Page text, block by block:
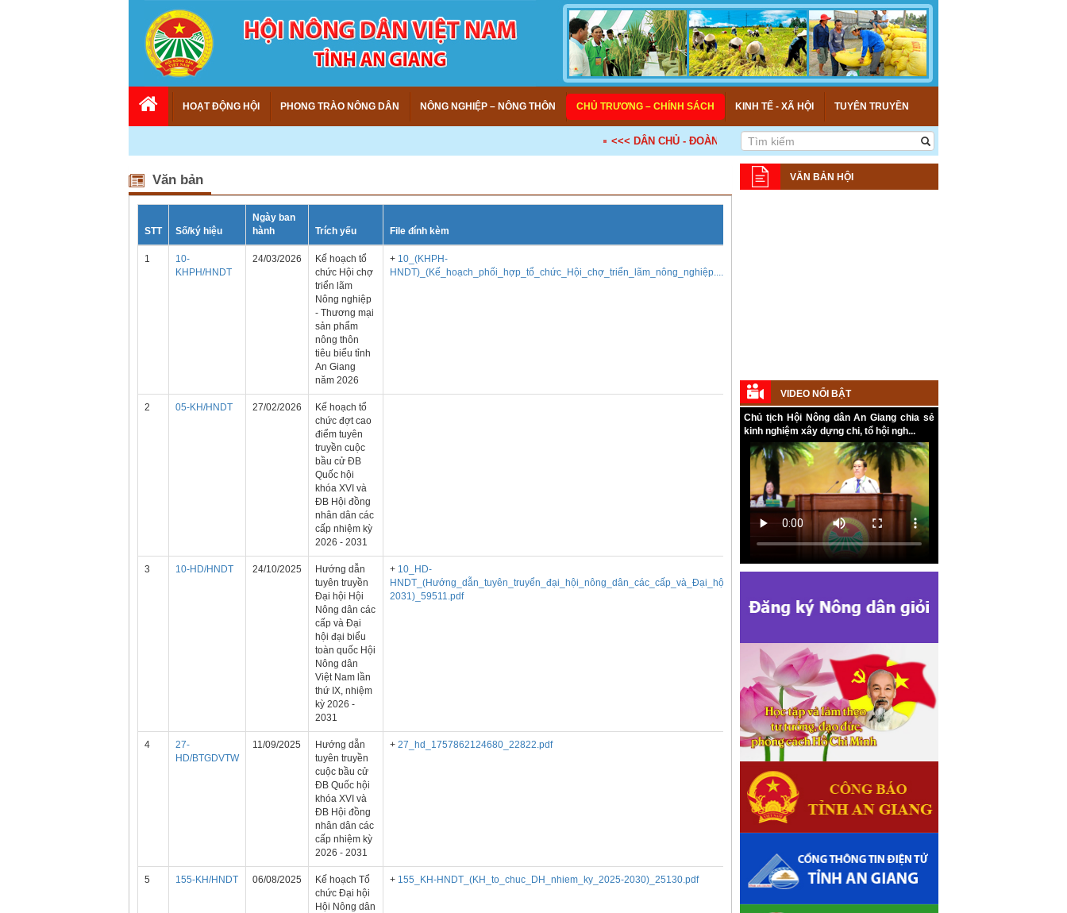
HOẠT ĐỘNG HỘI PHONG TRÀO NÔNG DÂN NÔNG NGHIỆP – NÔNG THÔN CHỦ TRƯƠNG – CHÍNH SÁCH KINH TẾ - XÃ HỘI TUYÊN TRUYỀN
<<< DÂN CHỦ - ĐOÀN KẾT - KẾ NỐI - HỢP TÁC - PHÁT TRIỂN! >>>
Văn bản
STT Số/ký hiệu
Ngày ban
hành
Trích yếu File đính kèm
1
10-
KHPH/HNDT
24/03/2026
Kế hoạch tổ
chức Hội chợ
triển lãm
Nông nghiệp
- Thương mại
sản phẩm
nông thôn
tiêu biểu tỉnh
An Giang
năm 2026
+ 10_(KHPH-
HNDT)_(Kế_hoạch_phối_hợp_tổ_chức_Hội_chợ_triển_lãm_nông_nghiệp....năm_2026)_79205.pdf
2 05-KH/HNDT 27/02/2026
Kế hoạch tổ
chức đợt cao
điểm tuyên
truyền cuộc
bầu cử ĐB
Quốc hội
khóa XVI và
ĐB Hội đồng
nhân dân các
cấp nhiệm kỳ
2026 - 2031
3 10-HD/HNDT 24/10/2025
Hướng dẫn
tuyên truyền
Đại hội Hội
Nông dân các
cấp và Đại
hội đại biểu
toàn quốc Hội
Nông dân
Việt Nam lần
thứ IX, nhiệm
kỳ 2026 -
2031
+ 10_HD-
HNDT_(Hướng_dẫn_tuyên_truyển_đại_hội_nông_dân_các_cấp_và_Đại_hội_đại_biểu_toàn_quốc_...NK_2026-
2031)_59511.pdf
4
27-
HD/BTGDVTW
11/09/2025
Hướng dẫn
tuyên truyền
cuộc bầu cử
ĐB Quốc hội
khóa XVI và
ĐB Hội đồng
nhân dân các
cấp nhiệm kỳ
2026 - 2031
+ 27_hd_1757862124680_22822.pdf
5 155-KH/HNDT 06/08/2025
Kế hoạch Tổ
chức Đại hội
Hội Nông dân
+ 155_KH-HNDT_(KH_to_chuc_DH_nhiem_ky_2025-2030)_25130.pdf
VĂN BẢN HỘI
Kế hoạch tổ chức Hội chợ triển lãm
Nông nghiệp - Thương mại sản phẩm
nông thôn tiêu biểu tỉnh An Giang năm
2026
Kế hoạch tổ chức đợt cao điểm tuyên
truyền cuộc bầu cử ĐB Quốc hội khóa
Hướng dẫn tuyên truyền Đại hội Hội
toàn quốc Hội Nông dân Việt Nam lần
thứ IX, nhiệm kỳ 2026 - 2031
Hướng dẫn tuyên truyền cuộc bầu cử
ĐB Quốc hội khóa XVI và ĐB Hội đồng
nhân dân các cấp nhiệm kỳ 2026 - 2031
Kế hoạch Tổ chức Đại hội Hội Nông
dân cấp tỉnh, cấp xã nhiệm kỳ 2025 -
2030
VIDEO NỔI BẬT
Chủ tịch Hội Nông dân An Giang chia sẻ
kinh nghiệm xây dựng chi, tổ hội ngh...